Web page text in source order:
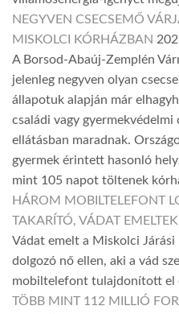
NEGYVEN CSECSEMŐ
MISKOLCI KÓRHÁZBAN
A Borsod-Abaúj-Zemplén
jelenleg negyven olyan
állapotuk alapján már
családi vagy
ellátásban maradnak.
gyermek érintett hasonló
mint 105 napot töltenek
HÁROM MOBILTELEFONT
TAKARÍTÓ, VÁDAT
Vádat emelt a Miskolci
dolgozó nő ellen, aki a vád
mobiltelefont tulajdonított el
TÖBB MINT 112 MILLIÓ